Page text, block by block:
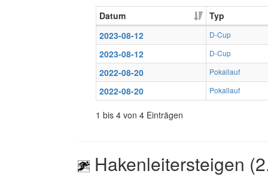
Datum
Typ
2023-08-12
D-Cup
2023-08-12 D-Cup
2022-08-20 Pokallauf
2022-08-20 Pokallauf
1 bis 4 von 4 Einträgen
Hakenleitersteigen